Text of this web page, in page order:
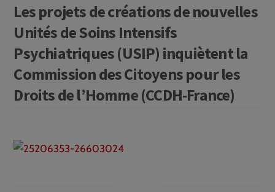
Les projets de créations de nouvelles
Unités de Soins Intensifs
Psychiatriques (USIP) inquiètent la
Commission des Citoyens pour les
Droits de l’Homme (CCDH-France)